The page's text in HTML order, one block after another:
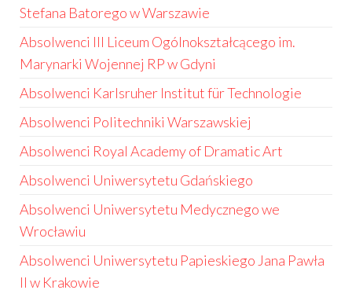
Stefana Batorego w Warszawie
Absolwenci III Liceum Ogólnokształcącego im.
Marynarki Wojennej RP w Gdyni
Absolwenci Karlsruher Institut für Technologie
Absolwenci Politechniki Warszawskiej
Absolwenci Royal Academy of Dramatic Art
Absolwenci Uniwersytetu Gdańskiego
Absolwenci Uniwersytetu Medycznego we
Wrocławiu
Absolwenci Uniwersytetu Papieskiego Jana Pawła
II w Krakowie